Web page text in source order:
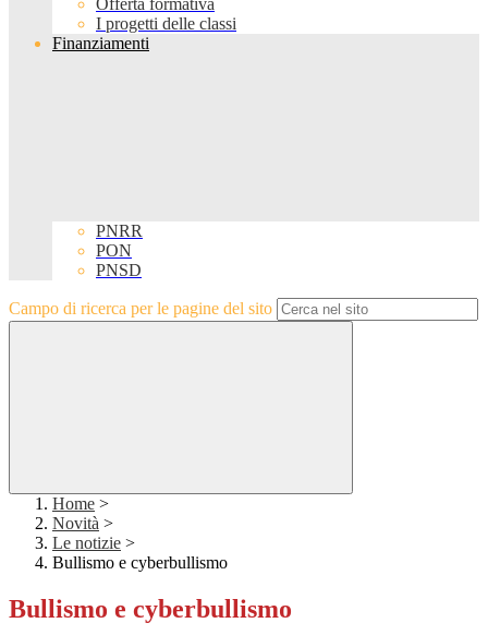
Offerta formativa
I progetti delle classi
Finanziamenti
PNRR
PON
PNSD
Campo di ricerca per le pagine del sito
Home >
Novità >
Le notizie >
Bullismo e cyberbullismo
Bullismo e cyberbullismo